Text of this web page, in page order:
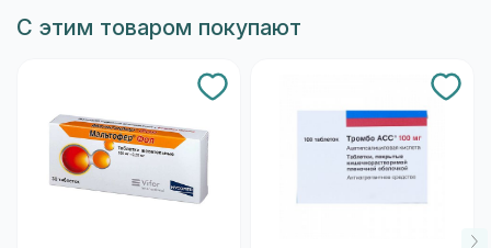
С этим товаром покупают